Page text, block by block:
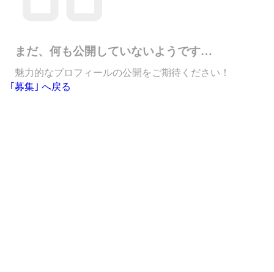
まだ、何も公開していないようです…
魅力的なプロフィールの公開をご期待ください！
｢募集｣ へ戻る